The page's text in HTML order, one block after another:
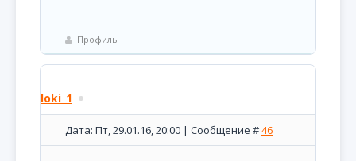
Профиль
loki_1
Дата: Пт, 29.01.16, 20:00 | Сообщение #46